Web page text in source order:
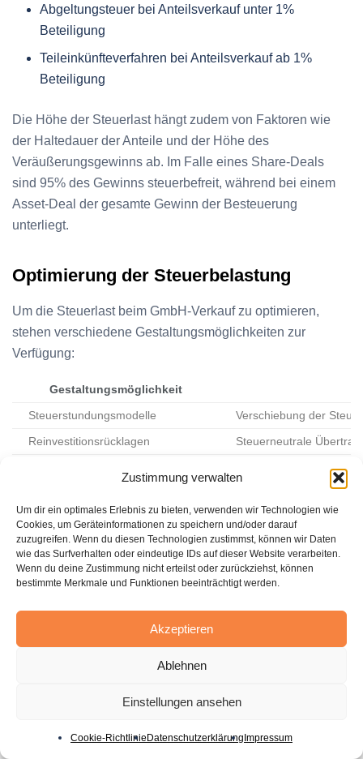
Zustimmung verwalten
Um dir ein optimales Erlebnis zu bieten, verwenden wir Technologien wie
Cookies, um Geräteinformationen zu speichern und/oder darauf
zuzugreifen. Wenn du diesen Technologien zustimmst, können wir Daten
wie das Surfverhalten oder eindeutige IDs auf dieser Website verarbeiten.
Wenn du deine Zustimmung nicht erteilst oder zurückziehst, können
bestimmte Merkmale und Funktionen beeinträchtigt werden.
Akzeptieren
Ablehnen
Einstellungen ansehen
Cookie-Richtlinie Datenschutzerklärung Impressum
Abgeltungsteuer bei Anteilsverkauf unter 1%
Beteiligung
Teileinkünfteverfahren bei Anteilsverkauf ab 1%
Beteiligung
Die Höhe der Steuerlast hängt zudem von Faktoren wie
der Haltedauer der Anteile und der Höhe des
Veräußerungsgewinns ab. Im Falle eines Share-Deals
sind 95% des Gewinns steuerbefreit, während bei einem
Asset-Deal der gesamte Gewinn der Besteuerung
unterliegt.
Optimierung der Steuerbelastung
Um die Steuerlast beim GmbH-Verkauf zu optimieren,
stehen verschiedene Gestaltungsmöglichkeiten zur
Verfügung:
Gestaltungsmöglichkeit
Steuerstundungsmodelle Verschiebung der
Reinvestitionsrücklagen Steuerneutrale
Steuerliche
Bildung steuerlich
Eine individuelle Analyse der steuerlichen Situation und
eine fachliche Beratung durch Steuerexperten sind
unverzichtbar, um die optimale Strategie für den Verkauf
Strukturierung des Veräußerungsprozesses lässt sich die
Steuerbelastung minimieren und der Veräußerungsgewinn